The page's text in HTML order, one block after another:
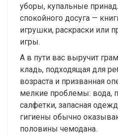
уборы, купальные
спокойного досуга —
игрушки, раскраски или
игры.
А в пути вас выручит
кладь, подходящая для
возраста и призванная
мелкие проблемы: вода,
салфетки, запасная
гигиены обычно
половины чемодана.